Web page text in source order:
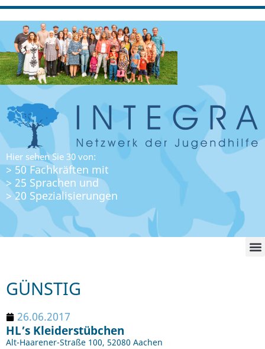
Hier sehen Sie 30 von:
> 50 Fachkräften mit
> 25 Sprachen und
> 20 Spezialisierungen
GÜNSTIG
26.06.2017
HL’s Kleiderstübchen
Alt-Haarener-Straße 100, 52080 Aachen